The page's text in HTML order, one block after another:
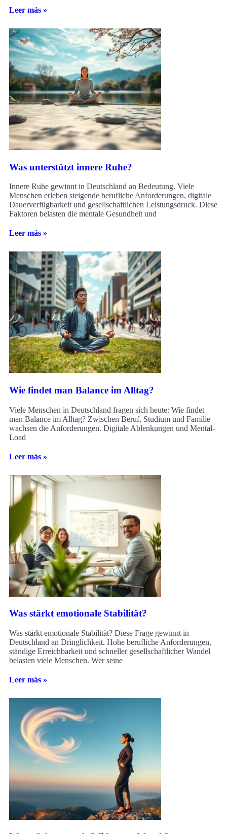
Leer más »
Was unterstützt innere Ruhe?
Innere Ruhe gewinnt in Deutschland an Bedeutung. Viele
Menschen erleben steigende berufliche Anforderungen, digitale
Dauerverfügbarkeit und gesellschaftlichen Leistungsdruck. Diese
Faktoren belasten die mentale Gesundheit und
Leer más »
Wie findet man Balance im Alltag?
Viele Menschen in Deutschland fragen sich heute: Wie findet
man Balance im Alltag? Zwischen Beruf, Studium und Familie
wachsen die Anforderungen. Digitale Ablenkungen und Mental-
Load
Leer más »
Was stärkt emotionale Stabilität?
Was stärkt emotionale Stabilität? Diese Frage gewinnt in
Deutschland an Dringlichkeit. Hohe berufliche Anforderungen,
ständige Erreichbarkeit und schneller gesellschaftlicher Wandel
belasten viele Menschen. Wer seine
Leer más »